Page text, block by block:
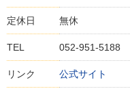
定休日 無休
TEL 052-951-5188
リンク 公式サイト